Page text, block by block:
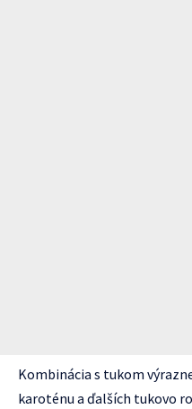
Kombinácia s tukom
karoténu a ďalších tukovo